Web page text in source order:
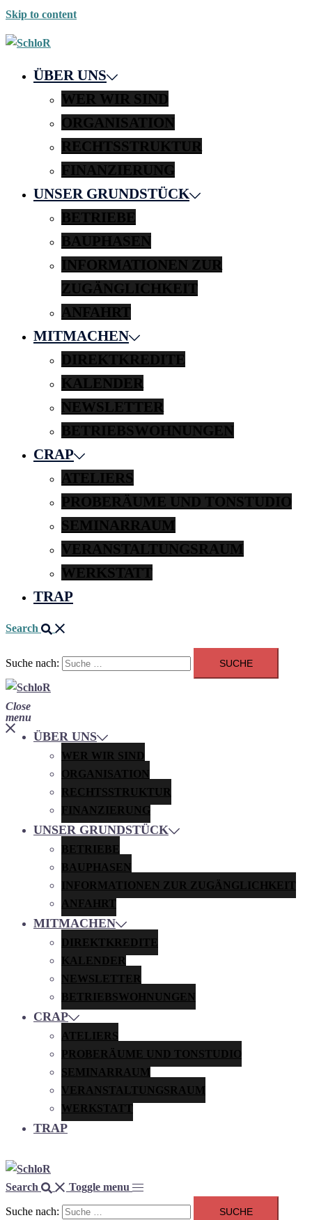
Skip to content
ÜBER UNS
WER WIR SIND
ORGANISATION
RECHTSSTRUKTUR
FINANZIERUNG
UNSER GRUNDSTÜCK
BETRIEBE
BAUPHASEN
INFORMATIONEN ZUR
ZUGÄNGLICHKEIT
ANFAHRT
MITMACHEN
DIREKTKREDITE
KALENDER
NEWSLETTER
BETRIEBSWOHNUNGEN
CRAP
ATELIERS
PROBERÄUME UND TONSTUDIO
SEMINARRAUM
VERANSTALTUNGSRAUM
WERKSTATT
TRAP
Search
Suche nach:
Close
menu
ÜBER UNS
WER WIR SIND
ORGANISATION
RECHTSSTRUKTUR
FINANZIERUNG
UNSER GRUNDSTÜCK
BETRIEBE
BAUPHASEN
INFORMATIONEN ZUR ZUGÄNGLICHKEIT
ANFAHRT
MITMACHEN
DIREKTKREDITE
KALENDER
NEWSLETTER
BETRIEBSWOHNUNGEN
CRAP
ATELIERS
PROBERÄUME UND TONSTUDIO
SEMINARRAUM
VERANSTALTUNGSRAUM
WERKSTATT
TRAP
Search Toggle menu
Suche nach: